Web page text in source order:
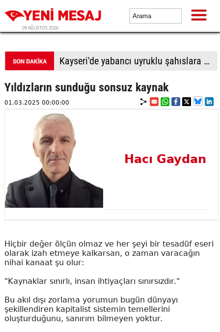
09 AĞUSTOS 2026
Kayseri'de yabancı uyruklu şahıslara biber gazı sıkıp bıçakladılar: 1 ölü, 1 yaralı
Yıldızların sunduğu sonsuz kaynak
01.03.2025 00:00:00
Hacı Gaydan
Hiçbir değer ölçün olmaz ve her şeyi bir tesadüf eseri
olarak izah etmeye kalkarsan, o zaman varacağın
nihai kanaat şu olur:
"Kaynaklar sınırlı, insan ihtiyaçları sınırsızdır."
Bu akıl dışı zorlama yorumun bugün dünyayı
şekillendiren kapitalist sistemin temellerini
oluşturduğunu, sanırım bilmeyen yoktur.